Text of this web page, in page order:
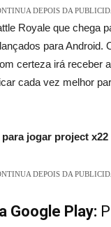
DEPOIS DA
Royale que chega
para Android.
certeza irá receber
cada vez melhor
jogar project x22
DEPOIS DA
Google Play: